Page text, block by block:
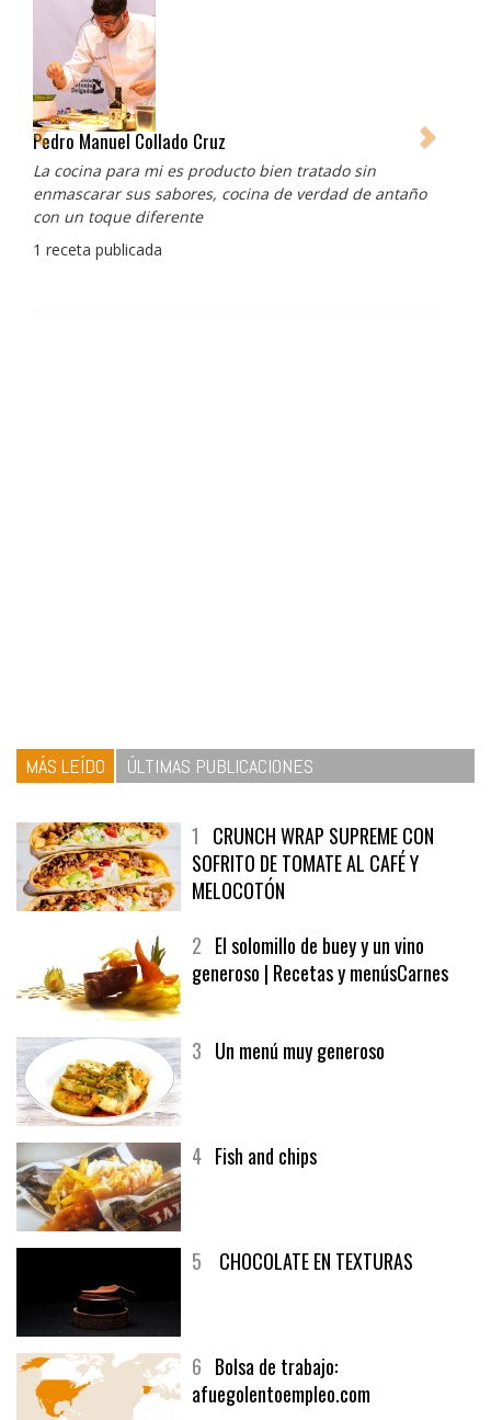
Pedro Manuel Collado Cruz
La cocina para mi es producto bien tratado sin
enmascarar sus sabores, cocina de verdad de antaño
con un toque diferente
1 receta publicada
MÁS LEÍDO ÚLTIMAS PUBLICACIONES
1 CRUNCH WRAP SUPREME CON
SOFRITO DE TOMATE AL CAFÉ Y
MELOCOTÓN
2 El solomillo de buey y un vino
generoso | Recetas y menúsCarnes
3 Un menú muy generoso
4 Fish and chips
5 CHOCOLATE EN TEXTURAS
6 Bolsa de trabajo:
afuegolentoempleo.com